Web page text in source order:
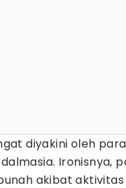
diyakini oleh
Ironisnya,
akibat